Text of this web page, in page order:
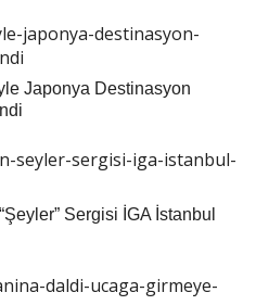
Japonya Destinasyon
Sergisi İGA İstanbul